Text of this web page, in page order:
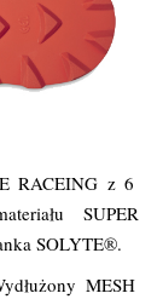
RACEING z 6
SUPER
SOLYTE®.
MESH